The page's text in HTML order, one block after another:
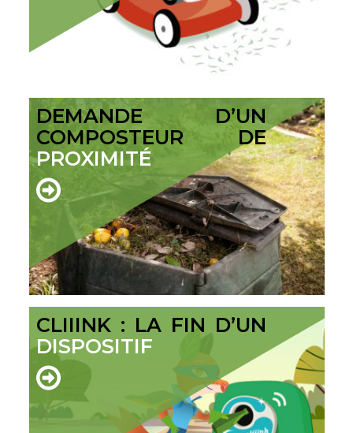
DEMANDE D’UN
COMPOSTEUR DE
PROXIMITÉ
CLIIINK : LA FIN D’UN
DISPOSITIF